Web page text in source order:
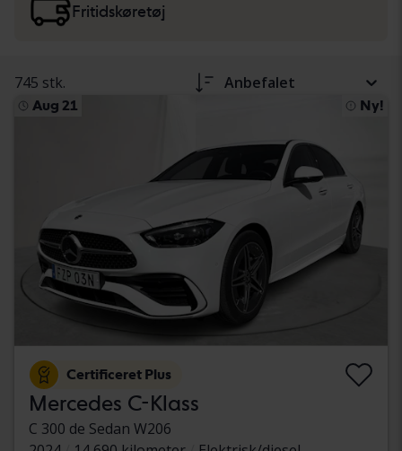
Fritidskøretøj
745 stk. Anbefalet
Aug 21 Ny!
Certificeret Plus
Mercedes C-Klass
C 300 de Sedan W206